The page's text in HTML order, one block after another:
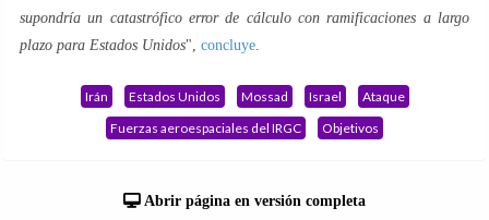
supondría un catastrófico error de cálculo con ramificaciones a largo
plazo para Estados Unidos", concluye
Irán Estados Unidos Mossad Israel
Ataque
Fuerzas aeroespaciales del IRGC
Objetivos
Abrir página en versión completa